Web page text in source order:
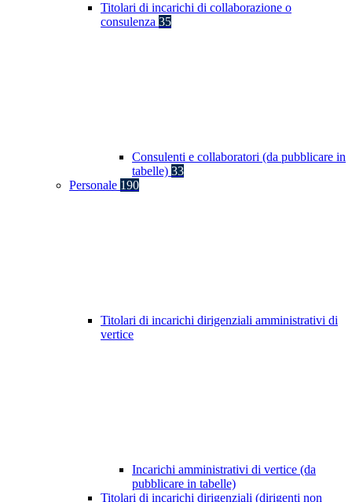
Titolari di incarichi di collaborazione o
consulenza 35
Consulenti e collaboratori (da pubblicare in
tabelle) 33
Personale 190
Titolari di incarichi dirigenziali amministrativi di
vertice
Incarichi amministrativi di vertice (da
pubblicare in tabelle)
Titolari di incarichi dirigenziali (dirigenti non